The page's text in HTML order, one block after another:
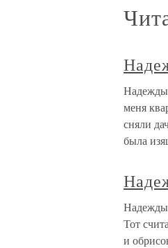
Надежды
меня
сняли
была
Надежды
Тот
и